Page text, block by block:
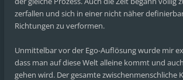
zerfallen und sich in einer nicht näher
Richtungen zu verformen.
Unmittelbar vor der Ego-Auflösung wurde mir
dass man auf diese Welt alleine kommt und
gehen wird. Der gesamte zwischenmenschliche